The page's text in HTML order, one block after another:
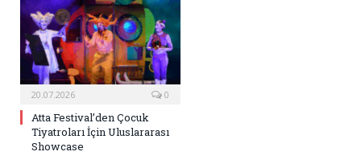
20.07.2026 0
Atta Festival’den Çocuk
Tiyatroları İçin Uluslararası
Showcase